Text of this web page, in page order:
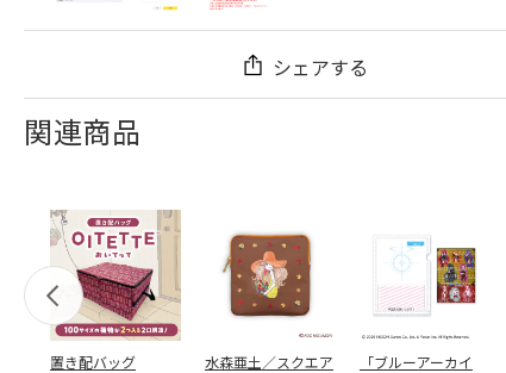
シェアする
関連商品
置き配バッグ
水森亜土／スクエア
「ブルーアーカイ